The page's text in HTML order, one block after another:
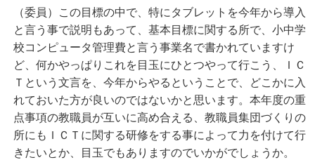
（委員）この目標の中で、特にタブレットを今年から導入
と言う事で説明もあって、基本目標に関する所で、小中学
校コンピュータ管理費と言う事業名で書かれていますけ
ど、何かやっぱりこれを目玉にひとつやって行こう、ＩＣ
Ｔという文言を、今年からやるということで、どこかに入
れておいた方が良いのではないかと思います。本年度の重
点事項の教職員が互いに高め合える、教職員集団づくりの
所にもＩＣＴに関する研修をする事によって力を付けて行
きたいとか、目玉でもありますのでいかがでしょうか。